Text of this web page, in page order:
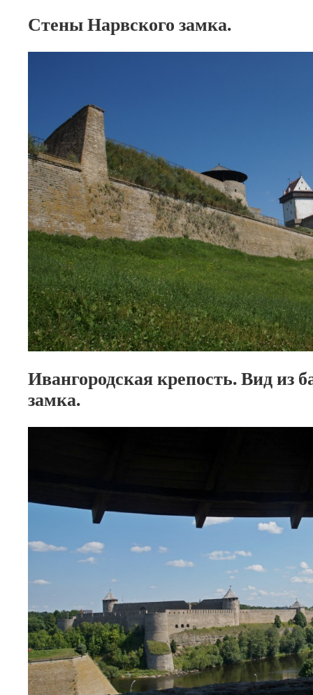
Стены Нарвского замка.
Ивангородская крепость. Вид из
замка.